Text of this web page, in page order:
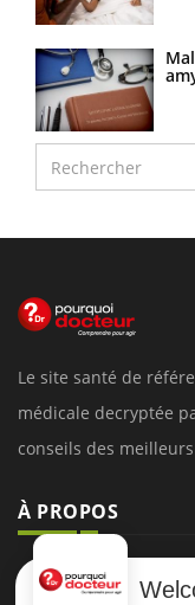
Le site santé de
médicale decryptée
conseils des
À PROPOS
Données